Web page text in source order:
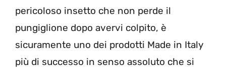
pericoloso insetto che non perde il
pungiglione dopo avervi colpito, è
sicuramente uno dei prodotti Made in Italy
più di successo in senso assoluto che si